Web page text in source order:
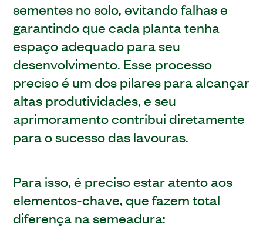
sementes no solo, evitando falhas e
garantindo que cada planta tenha
espaço adequado para seu
desenvolvimento. Esse processo
preciso é um dos pilares para alcançar
altas produtividades, e seu
aprimoramento contribui diretamente
para o sucesso das lavouras.
Para isso, é preciso estar atento aos
elementos-chave, que fazem total
diferença na semeadura: